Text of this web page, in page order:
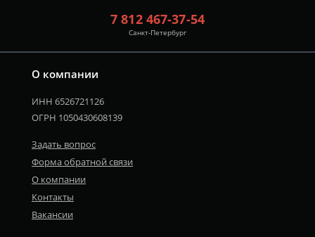
О компании
ИНН 6526721126
ОГРН 1050430608139
Задать вопрос
Форма обратной связи
О компании
Контакты
Вакансии
7 812 467-37-54
Санкт-Петербург